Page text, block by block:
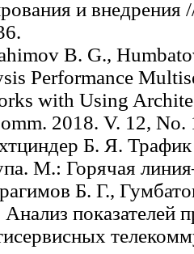
и
B. G.,
Performance
with Using
2018. V. 12, No.
Б. Я. Трафик
М.: Горячая
Б. Г.,
показателей